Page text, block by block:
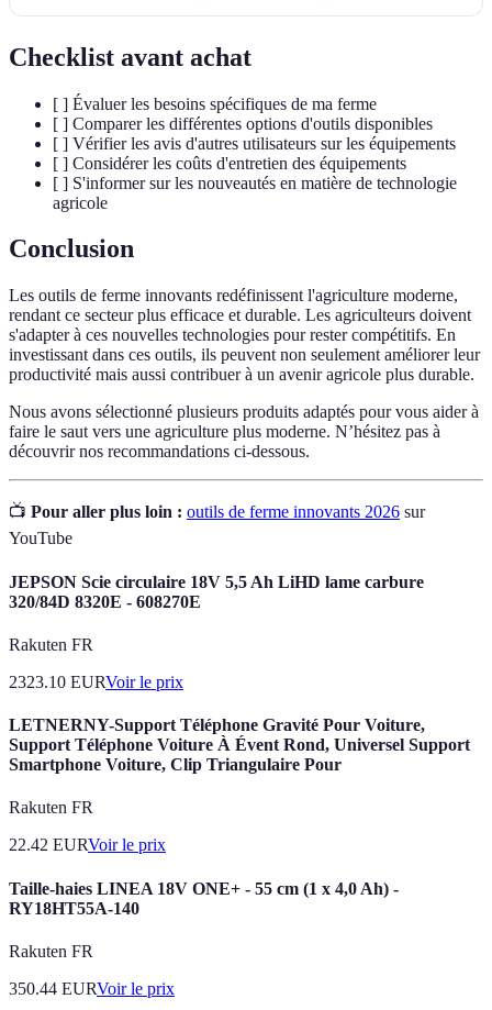
Checklist avant achat
[ ] Évaluer les besoins spécifiques de ma ferme
[ ] Comparer les différentes options d'outils disponibles
[ ] Vérifier les avis d'autres utilisateurs sur les équipements
[ ] Considérer les coûts d'entretien des équipements
[ ] S'informer sur les nouveautés en matière de technologie
agricole
Conclusion
Les outils de ferme innovants redéfinissent l'agriculture moderne,
rendant ce secteur plus efficace et durable. Les agriculteurs doivent
s'adapter à ces nouvelles technologies pour rester compétitifs. En
investissant dans ces outils, ils peuvent non seulement améliorer leur
productivité mais aussi contribuer à un avenir agricole plus durable.
Nous avons sélectionné plusieurs produits adaptés pour vous aider à
faire le saut vers une agriculture plus moderne. N’hésitez pas à
découvrir nos recommandations ci-dessous.
📺 Pour aller plus loin : outils de ferme innovants 2026 sur
YouTube
JEPSON Scie circulaire 18V 5,5 Ah LiHD lame carbure
320/84D 8320E - 608270E
Rakuten FR
2323.10 EURVoir le prix
LETNERNY-Support Téléphone Gravité Pour Voiture,
Support Téléphone Voiture À Évent Rond, Universel Support
Smartphone Voiture, Clip Triangulaire Pour
Rakuten FR
22.42 EURVoir le prix
Taille-haies LINEA 18V ONE+ - 55 cm (1 x 4,0 Ah) -
RY18HT55A-140
Rakuten FR
350.44 EURVoir le prix